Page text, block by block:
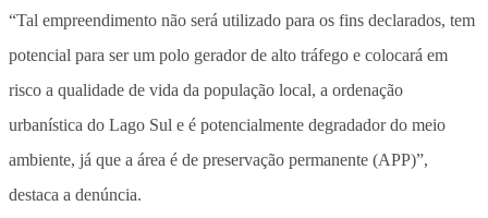
“Tal empreendimento não será utilizado para os fins declarados, tem
potencial para ser um polo gerador de alto tráfego e colocará em
risco a qualidade de vida da população local, a ordenação
urbanística do Lago Sul e é potencialmente degradador do meio
ambiente, já que a área é de preservação permanente (APP)”,
destaca a denúncia.